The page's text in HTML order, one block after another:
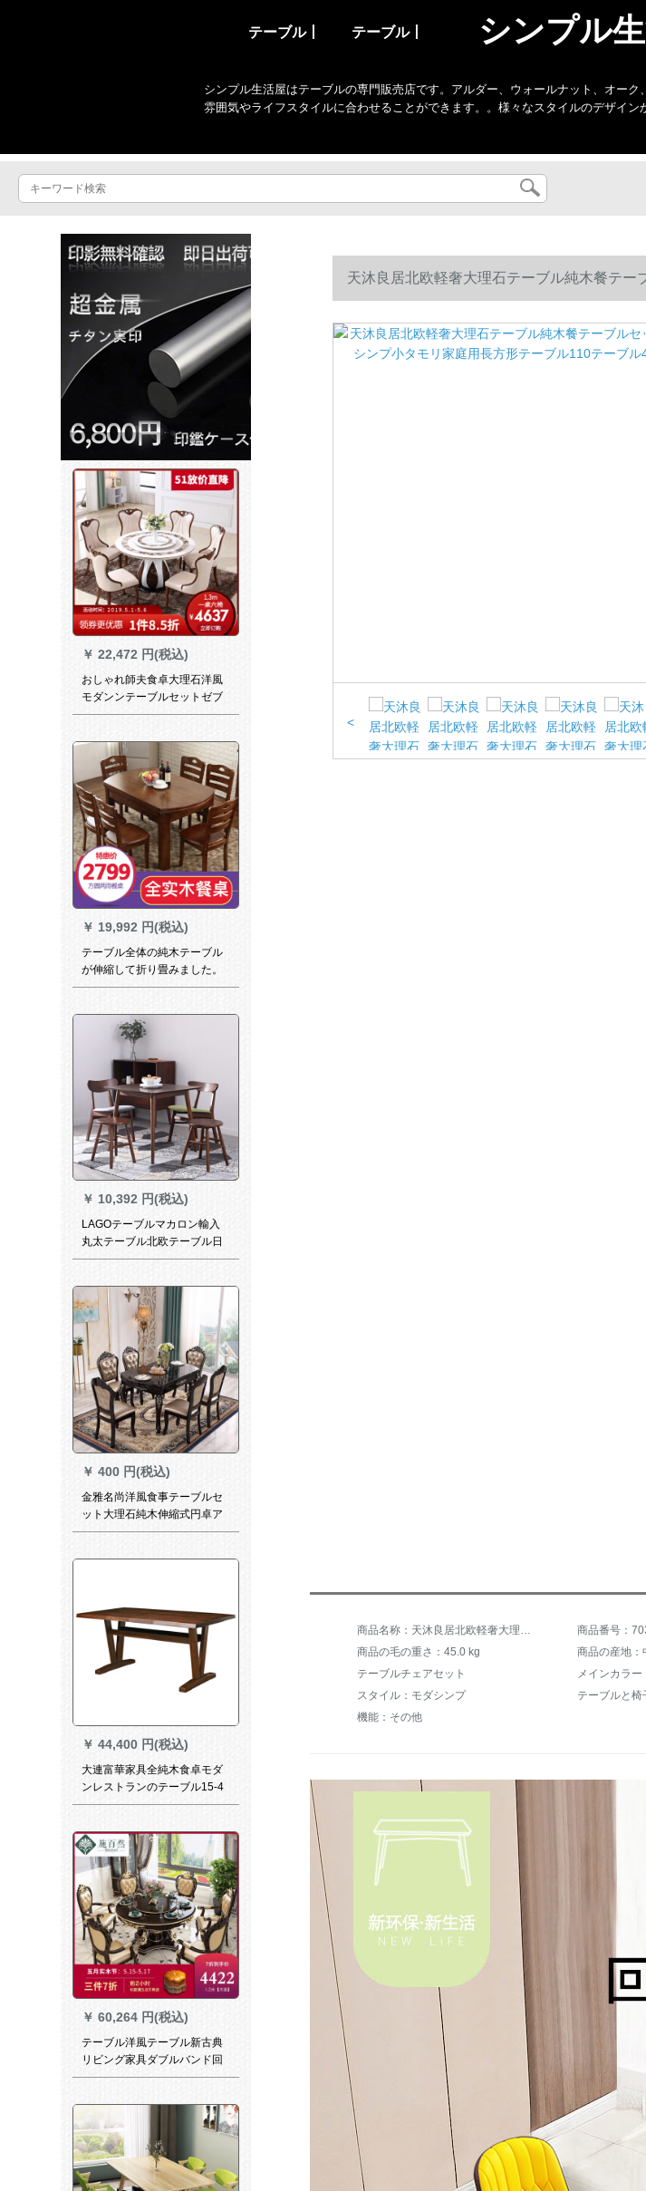
テーブル丨 テーブル丨 シンプル
シンプル生活屋はテーブルの専門販売店です。アルダー、ウォールナット、オー
雰囲気やライフスタイルに合わせることができます。。様々なスタイルのデザイン
￥ 22,472 円(税込)
おしゃれ師夫食卓大理石洋風
モダンンテーブルセットゼブ
ラ木目丸テーブル【京東好
テーブル
￥ 19,992 円(税込)
テーブル全体の純木テーブル
が伸縮して折り畳みました。
純木のテーブルとテーブルの
の四つのテーブルです。
￥ 10,392 円(税込)
LAGOテーブルマカロン輸入
丸太テーブル北欧テーブル日
本式コーヒーテーブル商談テ
理台家具純木方テーブル/コー
ヒーテーブル【0.8*0.8*0.74】
￥ 400 円(税込)
金雅名尚洋風食事テーブルセ
ット大理石純木伸縮式円卓ア
メリカ式軽量古典テーブル小
￥ 44,400 円(税込)
大連富華家具全純木食卓モダ
ンレストランのテーブル15-4
A-D胡桃色15-4 A 180テーブル
￥ 60,264 円(税込)
テーブル洋風テーブル新古典
リビング家具ダブルバンド回
転盤彫刻テーブルセット6人
天沐良居北欧軽奢大理石テーブル純木餐テ
<
商品名称：天沐良居北欧軽奢大理石テーブル純木餐テーブルセットmodanシンプ家庭用長方形テーブル110テーブル四つの椅子 商品番号：
商品の毛の重さ：45.0 kg
商品の産地：
テーブルチェアセット
メインカラー
スタイル：モダシンプ
テーブルと椅
機能：その他